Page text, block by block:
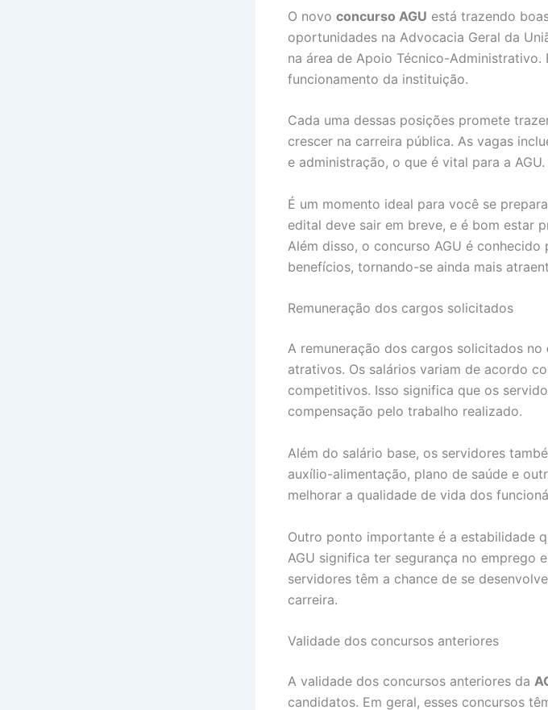
O novo concurso AGU está trazendo
oportunidades na Advocacia Geral da
na área de Apoio Técnico-Administrativo.
funcionamento da instituição.
Cada uma dessas posições promete
crescer na carreira pública. As vagas
e administração, o que é vital para a AGU.
É um momento ideal para você se
edital deve sair em breve, e é bom estar
Além disso, o concurso AGU é
benefícios, tornando-se ainda mais
Remuneração dos cargos solicitados
A remuneração dos cargos solicitados no
atrativos. Os salários variam de acordo
competitivos. Isso significa que os
compensação pelo trabalho realizado.
Além do salário base, os servidores
auxílio-alimentação, plano de saúde e
melhorar a qualidade de vida dos
Outro ponto importante é a estabilidade
AGU significa ter segurança no emprego
servidores têm a chance de se
carreira.
Validade dos concursos anteriores
A validade dos concursos anteriores da
candidatos. Em geral, esses concursos